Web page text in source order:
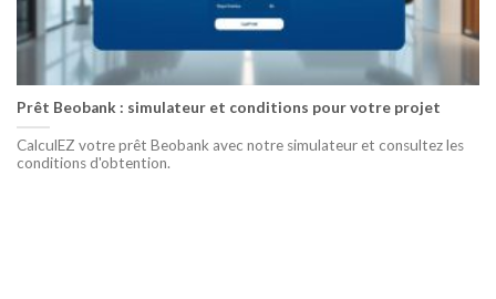
Prêt Beobank : simulateur et conditions pour votre projet
CalculEZ votre prêt Beobank avec notre simulateur et consultez les
conditions d'obtention.